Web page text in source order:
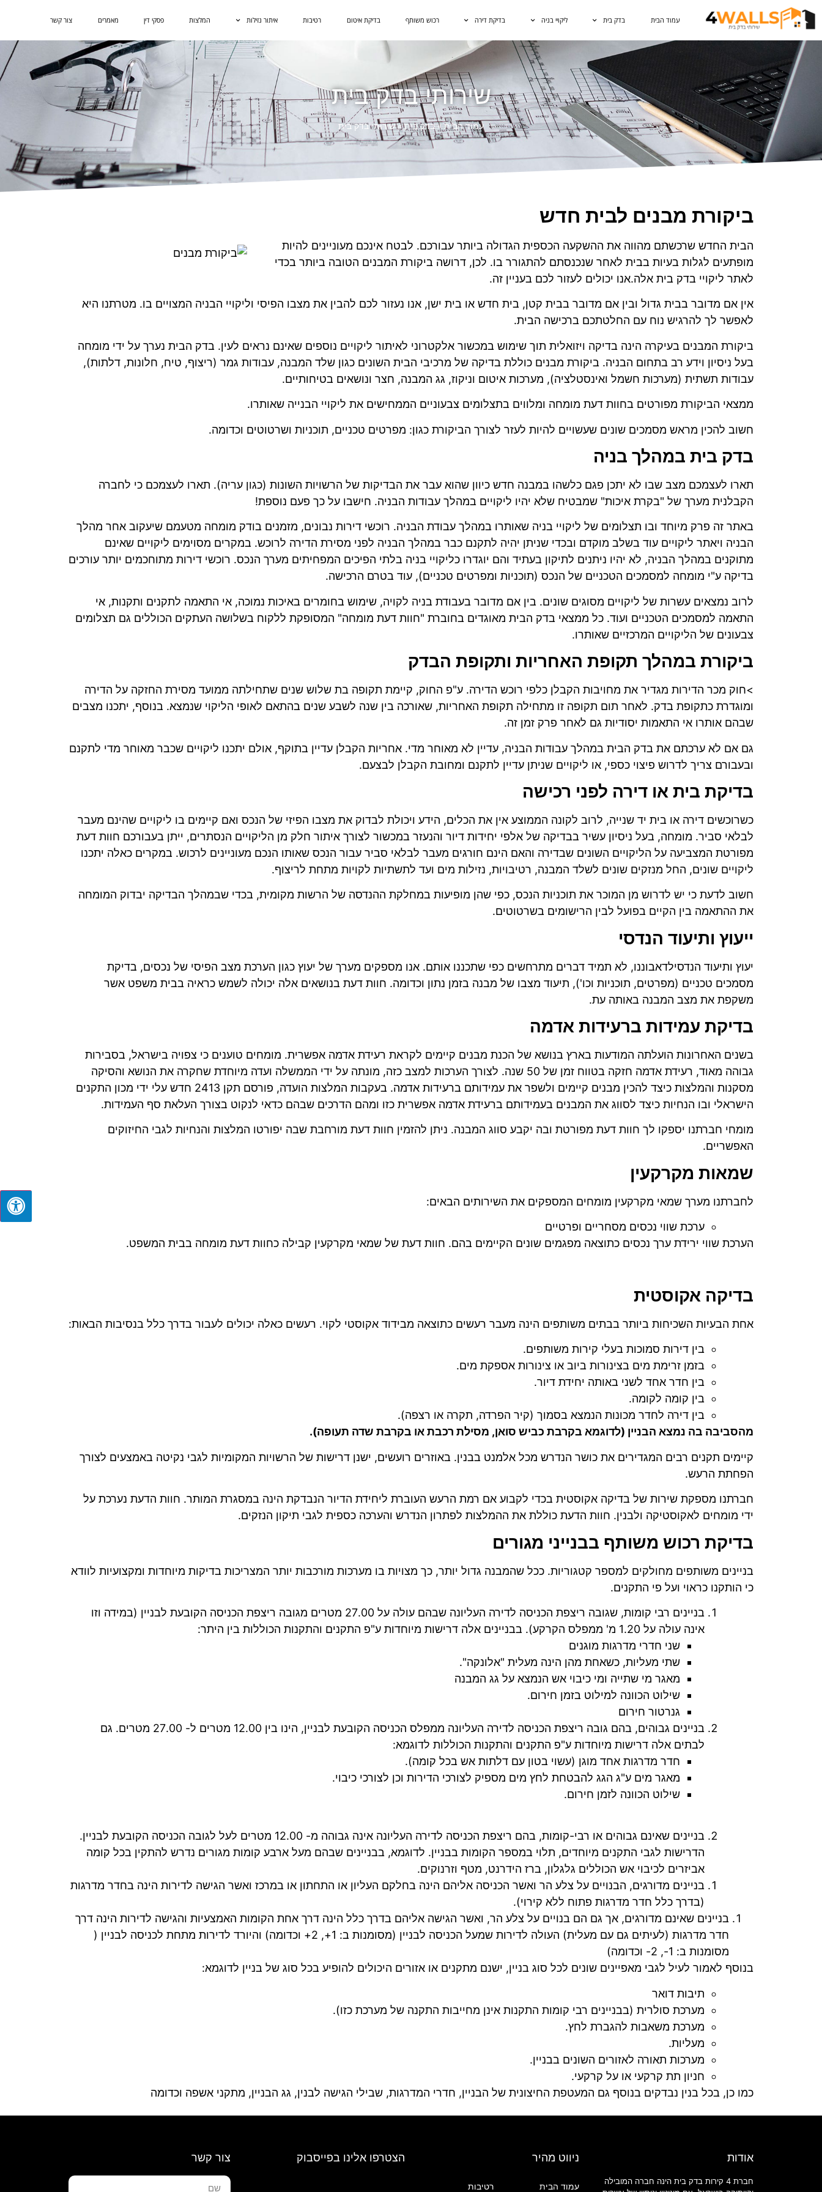
עמוד הבית בדק בית ליקויי בניה בדיקת דירה רכוש משותף בדיקת איטום רטיבות איתור נזילות המלצות פסקי דין מאמרים צור קשר
שירותי בדק בית
עמוד הבית»בדק בית»שירותי בדק בית
ביקורת מבנים לבית חדש
הבית החדש שרכשתם מהווה את ההשקעה הכספית הגדולה ביותר עבורכם. לבטח אינכם מעוניינים להיות
מופתעים לגלות בעיות בבית לאחר שנכנסתם להתגורר בו. לכן, דרושה ביקורת המבנים הטובה ביותר בכדי
לאתר ליקויי בדק בית אלה.אנו יכולים לעזור לכם בעניין זה.
אין אם מדובר בבית גדול ובין אם מדובר בבית קטן, בית חדש או בית ישן, אנו נעזור לכם להבין את מצבו הפיסי וליקויי הבניה המצויים בו. מטרתנו היא
לאפשר לך להרגיש נוח עם החלטתכם ברכישה הבית.
ביקורת המבנים בעיקרה הינה בדיקה ויזואלית תוך שימוש במכשור אלקטרוני לאיתור ליקויים נוספים שאינם נראים לעין. בדק הבית נערך על ידי מומחה
בעל ניסיון וידע רב בתחום הבניה. ביקורת מבנים כוללת בדיקה של מרכיבי הבית השונים כגון שלד המבנה, עבודות גמר (ריצוף, טיח, חלונות, דלתות),
עבודות תשתית (מערכות חשמל ואינסטלציה), מערכות איטום וניקוז, גג המבנה, חצר ונושאים בטיחותיים.
ממצאי הביקורת מפורטים בחוות דעת מומחה ומלווים בתצלומים צבעוניים הממחישים את ליקויי הבנייה שאותרו.
חשוב להכין מראש מסמכים שונים שעשויים להיות לעזר לצורך הביקורת כגון: מפרטים טכניים, תוכניות ושרטוטים וכדומה.
בדק בית במהלך בניה
תארו לעצמכם מצב שבו לא יתכן פגם כלשהו במבנה חדש כיוון שהוא עבר את הבדיקות של הרשויות השונות (כגון עריה). תארו לעצמכם כי לחברה
הקבלנית מערך של "בקרת איכות" שמבטיח שלא יהיו ליקויים במהלך עבודות הבניה. חישבו על כך פעם נוספת!
באתר זה פרק מיוחד ובו תצלומים של ליקויי בניה שאותרו במהלך עבודת הבניה. רוכשי דירות נבונים, מזמנים בודק מומחה מטעמם שיעקוב אחר מהלך
הבניה ויאתר ליקויים עוד בשלב מוקדם ובכדי שניתן יהיה לתקנם כבר במהלך הבניה לפני מסירת הדירה לרוכש. במקרים מסוימים ליקויים שאינם
מתוקנים במהלך הבניה, לא יהיו ניתנים לתיקון בעתיד והם יוגדרו כליקויי בניה בלתי הפיכים המפחיתים מערך הנכס. רוכשי דירות מתוחכמים יותר עורכים
בדיקה ע"י מומחה למסמכים הטכניים של הנכס (תוכניות ומפרטים טכניים), עוד בטרם הרכישה.
לרוב נמצאים עשרות של ליקויים מסוגים שונים. בין אם מדובר בעבודת בניה לקויה, שימוש בחומרים באיכות נמוכה, אי התאמה לתקנים ותקנות, אי
התאמה למסמכים הטכניים ועוד. כל ממצאי בדק הבית מאוגדים בחוברת "חוות דעת מומחה" המסופקת ללקוח בשלושה העתקים הכוללים גם תצלומים
צבעונים של הליקויים המרכזיים שאותרו.
ביקורת במהלך תקופת האחריות ותקופת הבדק
>חוק מכר הדירות מגדיר את מחויבות הקבלן כלפי רוכש הדירה. ע"פ החוק, קיימת תקופה בת שלוש שנים שתחילתה ממועד מסירת החזקה על הדירה
ומוגדרת כתקופת בדק. לאחר תום תקופה זו מתחילה תקופת האחריות, שאורכה בין שנה לשבע שנים בהתאם לאופי הליקוי שנמצא. בנוסף, יתכנו מצבים
שבהם אותרו אי התאמות יסודיות גם לאחר פרק זמן זה.
גם אם לא ערכתם את בדק הבית במהלך עבודות הבניה, עדיין לא מאוחר מדי. אחריות הקבלן עדיין בתוקף, אולם יתכנו ליקויים שכבר מאוחר מדי לתקנם
ובעבורם צריך לדרוש פיצוי כספי, או ליקויים שניתן עדיין לתקנם ומחובת הקבלן לבצעם.
בדיקת בית או דירה לפני רכישה
כשרוכשים דירה או בית יד שנייה, לרוב לקונה הממוצע אין את הכלים, הידע ויכולת לבדוק את מצבו הפיזי של הנכס ואם קיימים בו ליקויים שהינם מעבר
לבלאי סביר. מומחה, בעל ניסיון עשיר בבדיקה של אלפי יחידות דיור והנעזר במכשור לצורך איתור חלק מן הליקויים הנסתרים, ייתן בעבורכם חוות דעת
מפורטת המצביעה על הליקויים השונים שבדירה והאם הינם חורגים מעבר לבלאי סביר עבור הנכס שאותו הנכם מעוניינים לרכוש. במקרים כאלה יתכנו
ליקויים שונים, החל מנזקים שונים לשלד המבנה, רטיבויות, נזילות מים ועד לתשתיות לקויות מתחת לריצוף.
חשוב לדעת כי יש לדרוש מן המוכר את תוכניות הנכס, כפי שהן מופיעות במחלקת ההנדסה של הרשות מקומית, בכדי שבמהלך הבדיקה יבדוק המומחה
את ההתאמה בין הקיים בפועל לבין הרישומים בשרטוטים.
ייעוץ ותיעוד הנדסי
יעוץ ותיעוד הנדסילדאבוננו, לא תמיד דברים מתרחשים כפי שתכננו אותם. אנו מספקים מערך של יעוץ כגון הערכת מצב הפיסי של נכסים, בדיקת
מסמכים טכניים (מפרטים, תוכניות וכו'), תיעוד מצבו של מבנה בזמן נתון וכדומה. חוות דעת בנושאים אלה יכולה לשמש כראיה בבית משפט אשר
משקפת את מצב המבנה באותה עת.
בדיקת עמידות ברעידות אדמה
בשנים האחרונות הועלתה המודעות בארץ בנושא של הכנת מבנים קיימים לקראת רעידת אדמה אפשרית. מומחים טוענים כי צפויה בישראל, בסבירות
גבוהה מאוד, רעידת אדמה חזקה בטווח זמן של 50 שנה. לצורך הערכות למצב כזה, מונתה על ידי הממשלה ועדה מיוחדת שחקרה את הנושא והסיקה
מסקנות והמלצות כיצד להכין מבנים קיימים ולשפר את עמידותם ברעידות אדמה. בעקבות המלצות הועדה, פורסם תקן 2413 חדש עלי ידי מכון התקנים
הישראלי ובו הנחיות כיצד לסווג את המבנים בעמידותם ברעידת אדמה אפשרית כזו ומהם הדרכים שבהם כדאי לנקוט בצורך העלאת סף העמידות.
מומחי חברתנו יספקו לך חוות דעת מפורטת ובה יקבע סווג המבנה. ניתן להזמין חוות דעת מורחבת שבה יפורטו המלצות והנחיות לגבי החיזוקים
האפשריים.
שמאות מקרקעין
לחברתנו מערך שמאי מקרקעין מומחים המספקים את השירותים הבאים:
ערכת שווי נכסים מסחריים ופרטיים
הערכת שווי ירידת ערך נכסים כתוצאה מפגמים שונים הקיימים בהם. חוות דעת של שמאי מקרקעין קבילה כחוות דעת מומחה בבית המשפט.
בדיקה אקוסטית
אחת הבעיות השכיחות ביותר בבתים משותפים הינה מעבר רעשים כתוצאה מבידוד אקוסטי לקוי. רעשים כאלה יכולים לעבור בדרך כלל בנסיבות הבאות:
בין דירות סמוכות בעלי קירות משותפים.
בזמן זרימת מים בצינורות ביוב או צינורות אספקת מים.
בין חדר אחד לשני באותה יחידת דיור.
בין קומה לקומה.
בין דירה לחדר מכונות הנמצא בסמוך (קיר הפרדה, תקרה או רצפה).
מהסביבה בה נמצא הבניין (לדוגמא בקרבת כביש סואן, מסילת רכבת או בקרבת שדה תעופה).
קיימים תקנים רבים המגדירים את כושר הנדרש מכל אלמנט בבנין. באוזרים רועשים, ישנן דרישות של הרשויות המקומיות לגבי נקיטה באמצעים לצורך
הפחתת הרעש.
חברתנו מספקת שירות של בדיקה אקוסטית בכדי לקבוע אם רמת הרעש העוברת ליחידת הדיור הנבדקת הינה במסגרת המותר. חוות הדעת נערכת על
ידי מומחים לאקוסטיקה ולבנין. חוות הדעת כוללת את ההמלצות לפתרון הנדרש והערכה כספית לגבי תיקון הנזקים.
בדיקת רכוש משותף בבנייני מגורים
בניינים משותפים מחולקים למספר קטגוריות. ככל שהמבנה גדול יותר, כך מצויות בו מערכות מורכבות יותר המצריכות בדיקות מיוחדות ומקצועיות לוודא
כי הותקנו כראוי ועל פי התקנים.
בניינים רבי קומות, שגובה ריצפת הכניסה לדירה העליונה שבהם עולה על 27.00 מטרים מגובה ריצפת הכניסה הקובעת לבניין (במידה וזו
אינה עולה על 1.20 מ' ממפלס הקרקע). בבניינים אלה דרישות מיוחדות ע"פ התקנים והתקנות הכוללות בין היתר:
שני חדרי מדרגות מוגנים
שתי מעליות, כשאחת מהן הינה מעלית "אלונקה".
מאגר מי שתייה ומי כיבוי אש הנמצא על גג המבנה
שילוט הכוונה למילוט בזמן חירום.
גנרטור חירום
בניינים גבוהים, בהם גובה ריצפת הכניסה לדירה העליונה ממפלס הכניסה הקובעת לבניין, הינו בין 12.00 מטרים ל- 27.00 מטרים. גם
לבתים אלה דרישות מיוחדות ע"פ התקנים והתקנות הכוללות לדוגמא:
חדר מדרגות אחד מוגן (עשוי בטון עם דלתות אש בכל קומה).
מאגר מים ע"ג הגג להבטחת לחץ מים מספיק לצורכי הדירות וכן לצורכי כיבוי.
שילוט הכוונה לזמן חירום.
בניינים שאינם גבוהים או רבי-קומות, בהם ריצפת הכניסה לדירה העליונה אינה גבוהה מ- 12.00 מטרים לעל לגובה הכניסה הקובעת לבניין.
הדרישות לגבי התקנים מיוחדים, תלוי במספר הקומות בבניין. לדוגמא, בבניינים שבהם מעל ארבע קומות מגורים נדרש להתקין בכל קומה
אביזרים לכיבוי אש הכוללים גלגלון, ברז הידרנט, מטף וזרנוקים.
בניינים מדורגים, הבנויים על צלע הר ואשר הכניסה אליהם הינה בחלקם העליון או התחתון או במרכז ואשר הגישה לדירות הינה בחדר מדרגות
(בדרך כלל חדר מדרגות פתוח ללא קירוי).
בניינים שאינם מדורגים, אך גם הם בנויים על צלע הר, ואשר הגישה אליהם בדרך כלל הינה דרך אחת הקומות האמצעיות והגישה לדירות הינה דרך
חדר מדרגות (לעיתים גם עם מעלית) העולה לדירות שמעל הכניסה לבניין (מסומנות ב: 1+, 2+ וכדומה) והיורד לדירות מתחת לכניסה לבניין (
מסומנות ב: 1-, 2- וכדומה)
בנוסף לאמור לעיל לגבי מאפיינים שונים לכל סוג בניין, ישנם מתקנים או אזורים היכולים להופיע בכל סוג של בניין לדוגמא:
תיבות דואר
מערכת סולרית (בבניינים רבי קומות התקנות אינן מחייבות התקנה של מערכת כזו).
מערכת משאבות להגברת לחץ.
מעליות.
מערכות תאורה לאזורים השונים בבניין.
חניון תת קרקעי או על קרקעי.
כמו כן, בכל בנין נבדקים בנוסף גם המעטפת החיצונית של הבניין, חדרי המדרגות, שבילי הגישה לבנין, גג הבניין, מתקני אשפה וכדומה
אודות
חברת 4 קירות בדק בית הינה חברה המובילה
ניווט מהיר
עמוד הבית רטיבות
הצטרפו אלינו בפייסבוק צור קשר